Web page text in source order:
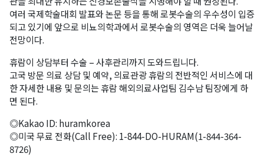
여러 국제학술대회 발표와 논문 등을 통해 로봇수술의 우수성이 입증
되고 있기에 앞으로 비뇨의학과에서 로봇수술의 영역은 더욱 늘어날
전망이다.
휴람이 상담부터 수술 – 사후관리까지 도와드립니다.
고국 방문 의료 상담 및 예약, 의료관광 휴람의 전반적인 서비스에 대
한 자세한 내용 및 문의는 휴람 해외의료사업팀 김수남 팀장에게 하
면 된다.
◎Kakao ID: huramkorea
◎미국 무료 전화(Call Free): 1-844-DO-HURAM(1-844-364-
8726)